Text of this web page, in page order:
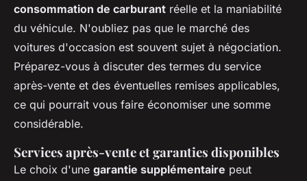
consommation de carburant réelle et la maniabilité
du véhicule. N'oubliez pas que le marché des
voitures d'occasion est souvent sujet à négociation.
Préparez-vous à discuter des termes du service
après-vente et des éventuelles remises applicables,
ce qui pourrait vous faire économiser une somme
considérable.
Services après-vente et garanties disponibles
Le choix d'une garantie supplémentaire peut